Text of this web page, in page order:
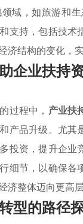
领域，如旅游和
支持，包括技
结构的变化，
企业扶持
过程中， 产业扶
产品升级。尤
投资，提升企
细节，以确保
整体迈向更高层
型的路径